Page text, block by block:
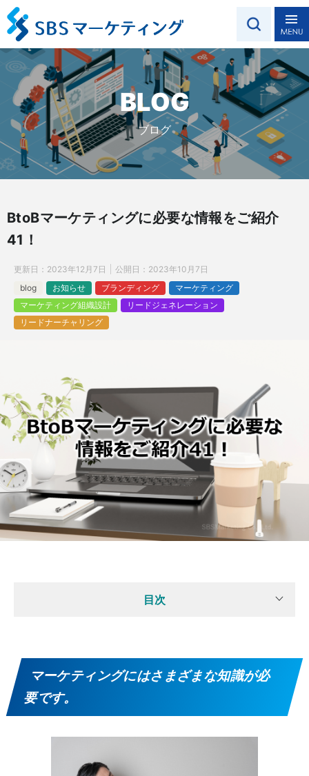
BLOG
ブログ
BtoBマーケティングに必要な情報をご紹介
41！
更新日： 2023年12月7日 公開日： 2023年10月7日
blog
お知らせ ブランディング
マーケティング
マーケティング組織設計
リードジェネレーション
リードナーチャリング
目次
マーケティングにはさまざまな知識が必
要です。